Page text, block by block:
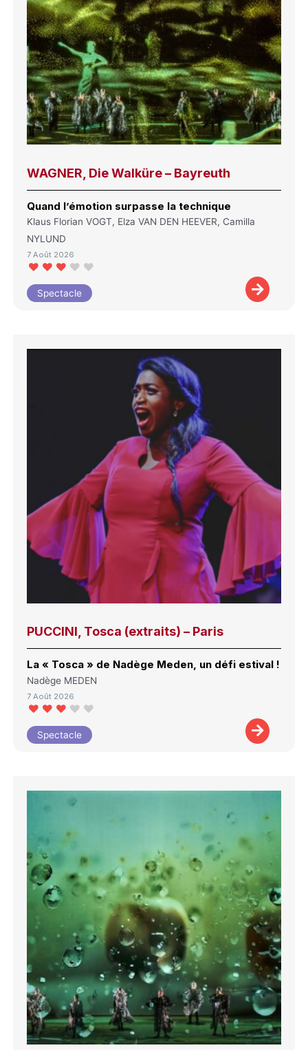
WAGNER, Die Walküre – Bayreuth
Quand l’émotion surpasse la technique
Klaus Florian VOGT, Elza VAN DEN HEEVER, Camilla
NYLUND
7 Août 2026
Spectacle
PUCCINI, Tosca (extraits) – Paris
La « Tosca » de Nadège Meden, un défi estival !
Nadège MEDEN
7 Août 2026
Spectacle